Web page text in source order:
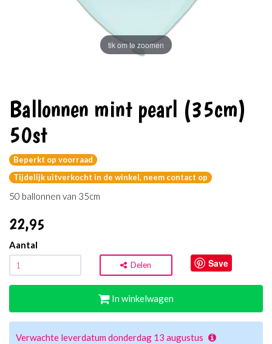
tik om te zoomen
Ballonnen mint pearl (35cm)
50st
Beperkt op voorraad
Tijdelijk uitverkocht in de winkel, neem contact op
50 ballonnen van 35cm
22,95
Aantal
Delen Save
In winkelwagen
Verwachte leverdatum donderdag 13 augustus